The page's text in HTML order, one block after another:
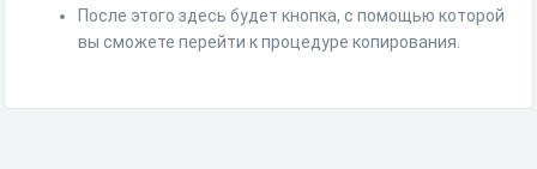
После этого здесь будет кнопка, с помощью которой
вы сможете перейти к процедуре копирования.